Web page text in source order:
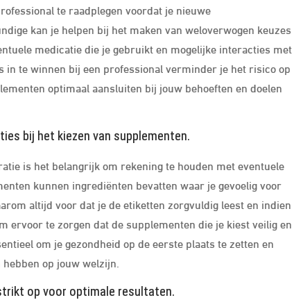
te raadplegen voordat je nieuwe
kan je helpen bij het maken van weloverwogen keuzes
medicatie die je gebruikt en mogelijke interacties met
in te winnen bij een professional verminder je het risico op
optimaal aansluiten bij jouw behoeften en doelen
bij het kiezen van supplementen.
is het belangrijk om rekening te houden met eventuele
kunnen ingrediënten bevatten waar je gevoelig voor
altijd voor dat je de etiketten zorgvuldig leest en indien
ervoor te zorgen dat de supplementen die je kiest veilig en
om je gezondheid op de eerste plaats te zetten en
op jouw welzijn.
op voor optimale resultaten.